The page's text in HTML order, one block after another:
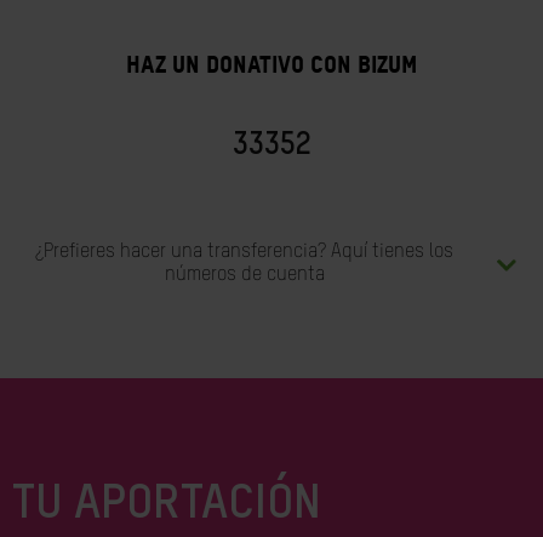
HAZ UN DONATIVO CON BIZUM
33352
¿Prefieres hacer una transferencia? Aquí tienes los
números de cuenta
TU APORTACIÓN